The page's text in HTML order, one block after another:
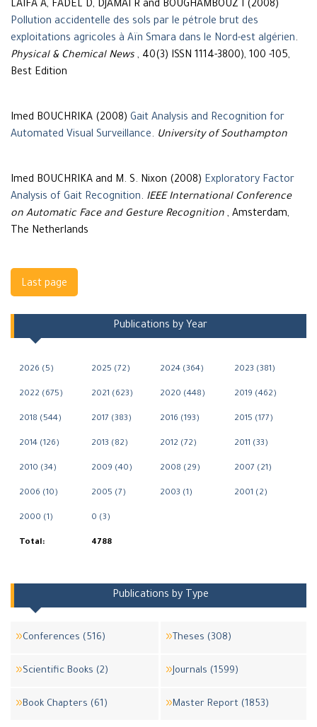
LAIFA A, FADEL D, DJAMAI R and BOUGHAMBOUZ I (2008)
Pollution accidentelle des sols par le pétrole brut des
exploitations agricoles à Aïn Smara dans le Nord-est algérien.
Physical & Chemical News , 40(3) ISSN 1114-3800), 100 -105,
Best Edition
Imed BOUCHRIKA (2008) Gait Analysis and Recognition for
Automated Visual Surveillance. University of Southampton
Imed BOUCHRIKA and M. S. Nixon (2008) Exploratory Factor
Analysis of Gait Recognition. IEEE International Conference
on Automatic Face and Gesture Recognition , Amsterdam,
The Netherlands
Navigation
Last page
Publications by Year
2026 (5) 2025 (72) 2024 (364) 2023 (381)
2022 (675) 2021 (623) 2020 (448) 2019 (462)
2018 (544) 2017 (383) 2016 (193) 2015 (177)
2014 (126) 2013 (82) 2012 (72) 2011 (33)
2010 (34) 2009 (40) 2008 (29) 2007 (21)
2006 (10) 2005 (7) 2003 (1) 2001 (2)
2000 (1) 0 (3)
Total: 4788
Publications by Type
Conferences (516) Theses (308)
Scientific Books (2) Journals (1599)
Book Chapters (61) Master Report (1853)